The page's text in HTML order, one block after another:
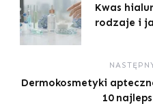
Kwas
rodzaje i
Dermokosmetyki
10